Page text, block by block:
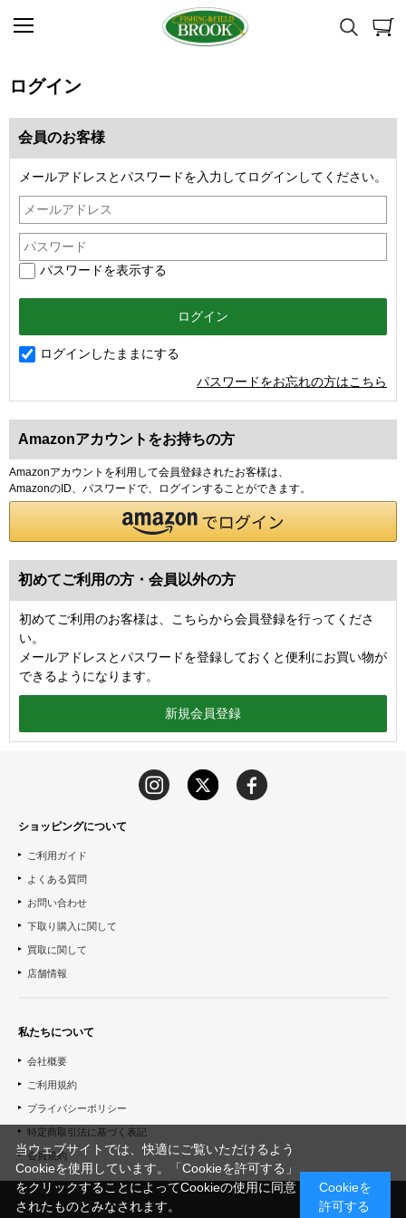
ログイン
会員のお客様
メールアドレスとパスワードを入力してログインしてください。
パスワードを表示する
ログインしたままにする
パスワードをお忘れの方はこちら
Amazonアカウントをお持ちの方
Amazonアカウントを利用して会員登録されたお客様は、
AmazonのID、パスワードで、ログインすることができます。
初めてご利用の方・会員以外の方
初めてご利用のお客様は、こちらから会員登録を行ってくださ
い。
メールアドレスとパスワードを登録しておくと便利にお買い物が
できるようになります。
ショッピングについて
ご利用ガイド
よくある質問
お問い合わせ
下取り購入に関して
買取に関して
店舗情報
私たちについて
会社概要
ご利用規約
プライバシーポリシー
特定商取引法に基づく表記
会員規約
当ウェブサイトでは、快適にご覧いただけるよう
Cookieを使用しています。「Cookieを許可する」
をクリックすることによってCookieの使用に同意
されたものとみなされます。
Cookieを
許可する